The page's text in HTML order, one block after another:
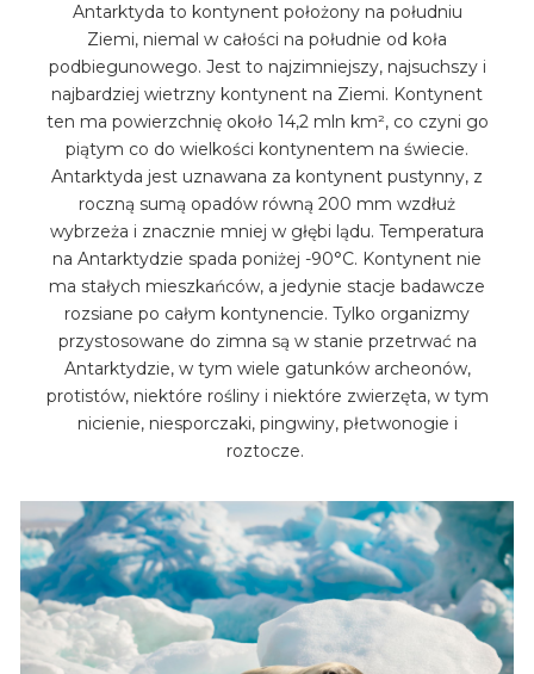
Antarktyda to kontynent położony na południu
Ziemi, niemal w całości na południe od koła
podbiegunowego. Jest to najzimniejszy, najsuchszy i
najbardziej wietrzny kontynent na Ziemi. Kontynent
ten ma powierzchnię około 14,2 mln km², co czyni go
piątym co do wielkości kontynentem na świecie.
Antarktyda jest uznawana za kontynent pustynny, z
roczną sumą opadów równą 200 mm wzdłuż
wybrzeża i znacznie mniej w głębi lądu. Temperatura
na Antarktydzie spada poniżej -90°C. Kontynent nie
ma stałych mieszkańców, a jedynie stacje badawcze
rozsiane po całym kontynencie. Tylko organizmy
przystosowane do zimna są w stanie przetrwać na
Antarktydzie, w tym wiele gatunków archeonów,
protistów, niektóre rośliny i niektóre zwierzęta, w tym
nicienie, niesporczaki, pingwiny, płetwonogie i
roztocze.